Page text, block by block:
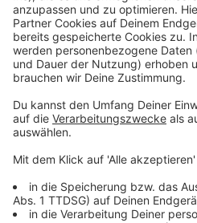
Jahresbilanz der
Anzeige
Folge uns für mehr
Anzeige
Instagram|Facebook|